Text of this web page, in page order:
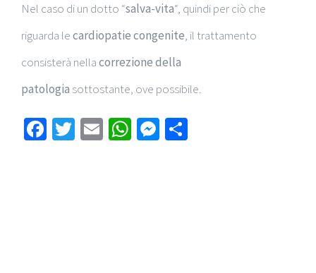
Nel caso di un dotto “salva-vita“, quindi per ciò che
riguarda lecardiopatie congenite, il trattamento
consisterà nellacorrezione della
patologia sottostante, ove possibile.
Facebook
Twitter
EmailWhatsApp
Messenger